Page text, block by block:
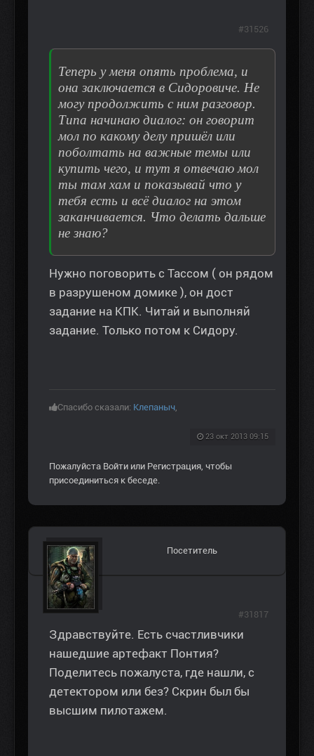
Теперь у меня опять проблема, и
она заключается в Сидоровиче. Не
могу продолжить с ним разговор.
Типа начинаю диалог: он говорит
мол по какому делу пришёл или
поболтать на важные темы или
купить чего, и тут я отвечаю мол
ты там хам и показывай что у
тебя есть и всё диалог на этом
заканчивается. Что делать дальше
не знаю?
Нужно поговорить с Тассом ( он рядом
в разрушеном домике ), он дост
задание на КПК. Читай и выполняй
задание. Только потом к Сидору.
Спасибо сказали: Клепаныч,
23 окт 2013 09:15
#31526
Пожалуйста Войти или Регистрация, чтобы
присоединиться к беседе.
Посетитель
Здравствуйте. Есть счастливчики
нашедшие артефакт Понтия?
Поделитесь пожалуста, где нашли, с
детектором или без? Скрин был бы
высшим пилотажем.
#31817